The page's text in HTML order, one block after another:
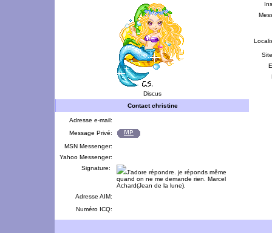
Discus
Contact christine
Adresse e-mail:
Message Privé:
MSN Messenger:
Yahoo Messenger:
Signature:
J'adore répondre. je réponds même
quand on ne me demande rien. Marcel
Achard(Jean de la lune).
Adresse AIM:
Numéro ICQ: